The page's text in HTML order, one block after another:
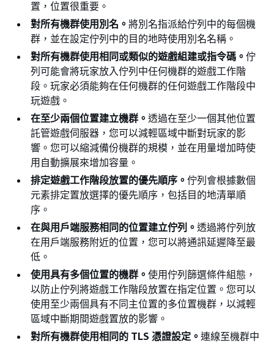
置，位置很重要。
對所有機群使用別名。 將別名指派給佇列中的每個機
群，並在設定佇列中的目的地時使用別名名稱。
對所有機群使用相同或類似的遊戲組建或指令碼。 佇
列可能會將玩家放入佇列中任何機群的遊戲工作階
段。玩家必須能夠在任何機群的任何遊戲工作階段中
玩遊戲。
在至少兩個位置建立機群。 透過在至少一個其他位置
託管遊戲伺服器，您可以減輕區域中斷對玩家的影
響。您可以縮減備份機群的規模，並在用量增加時使
用自動擴展來增加容量。
排定遊戲工作階段放置的優先順序。 佇列會根據數個
元素排定置放選擇的優先順序，包括目的地清單順
序。
在與用戶端服務相同的位置建立佇列。 透過將佇列放
在用戶端服務附近的位置，您可以將通訊延遲降至最
低。
使用具有多個位置的機群。 使用佇列篩選條件組態，
以防止佇列將遊戲工作階段放置在指定位置。您可以
使用至少兩個具有不同主位置的多位置機群，以減輕
區域中斷期間遊戲置放的影響。
對所有機群使用相同的 TLS 憑證設定。 連線至機群中